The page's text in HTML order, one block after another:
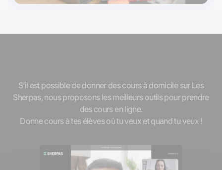
S’il est possible de donner des cours à domicile sur Les
Sherpas, nous proposons les meilleurs outils pour prendre
des cours en ligne.
Donne cours à tes élèves où tu veux et quand tu veux !